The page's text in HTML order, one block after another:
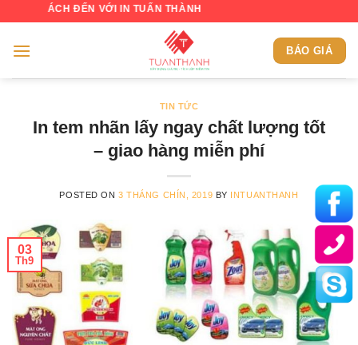
content
ĐẾN VỚI IN TUẤN THÀNH
BÁO GIÁ
TIN TỨC
In tem nhãn lấy ngay chất lượng tốt
– giao hàng miễn phí
POSTED ON3 THÁNG CHÍN, 2019 BY INTUANTHANH
03
Th9